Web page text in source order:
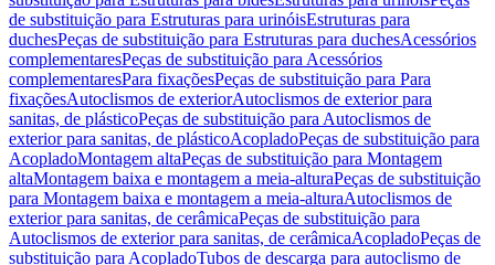
de substituição para Estruturas para urinóisEstruturas para
duchesPeças de substituição para Estruturas para duchesAcessórios
complementaresPeças de substituição para Acessórios
complementaresPara fixaçõesPeças de substituição para Para
fixaçõesAutoclismos de exteriorAutoclismos de exterior para
sanitas, de plásticoPeças de substituição para Autoclismos de
exterior para sanitas, de plásticoAcopladoPeças de substituição para
AcopladoMontagem altaPeças de substituição para Montagem
altaMontagem baixa e montagem a meia-alturaPeças de substituição
para Montagem baixa e montagem a meia-alturaAutoclismos de
exterior para sanitas, de cerâmicaPeças de substituição para
Autoclismos de exterior para sanitas, de cerâmicaAcopladoPeças de
substituição para AcopladoTubos de descarga para autoclismo de